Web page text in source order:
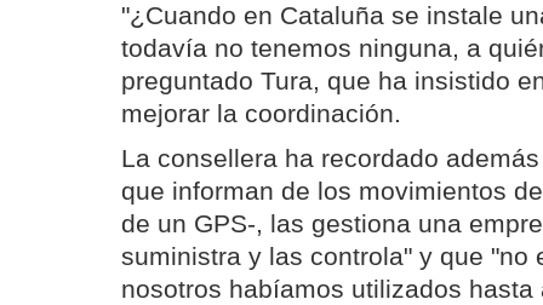
"¿Cuando en Cataluña se instale
todavía no tenemos ninguna, a
preguntado Tura, que ha insistido
mejorar la coordinación.
La consellera ha recordado
que informan de los movimientos
de un GPS-, las gestiona una
suministra y las controla" y que "no
nosotros habíamos utilizados hasta